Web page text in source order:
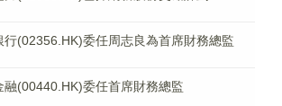
行(02356.HK)委任周志良為首席財務總監
融(00440.HK)委任首席財務總監